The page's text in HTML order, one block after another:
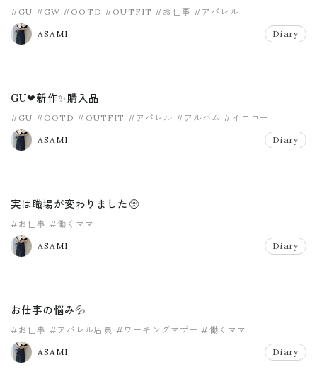
#GU #GW #OOTD #OUTFIT #お仕事 #アパレル
ASAMI Diary
GU❤新作✨購入品
#GU #OOTD #OUTFIT #アパレル #アルバム #イエロー
ASAMI Diary
実は職場が変わりました🥺
#お仕事 #働くママ
ASAMI Diary
お仕事の悩み💦
#お仕事 #アパレル店員 #ワーキングマザー #働くママ
ASAMI Diary